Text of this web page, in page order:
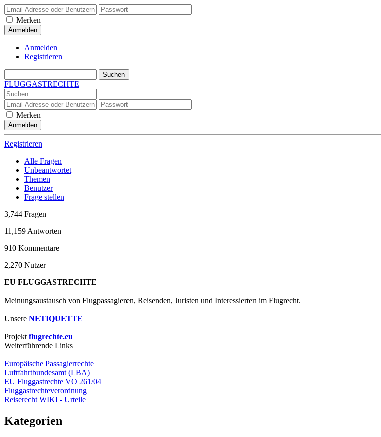
Merken
Anmelden
Registrieren
FLUGGASTRECHTE
Merken
Registrieren
Alle Fragen
Unbeantwortet
Themen
Benutzer
Frage stellen
3,744 Fragen
11,159 Antworten
910 Kommentare
2,270 Nutzer
EU FLUGGASTRECHTE
Meinungsaustausch von Flugpassagieren, Reisenden, Juristen und Interessierten im Flugrecht.
Unsere NETIQUETTE
Projekt flugrechte.eu
Weiterführende Links
Europäische Passagierrechte
Luftfahrtbundesamt (LBA)
EU Fluggastrechte VO 261/04
Fluggastrechteverordnung
Reiserecht WIKI - Urteile
Kategorien